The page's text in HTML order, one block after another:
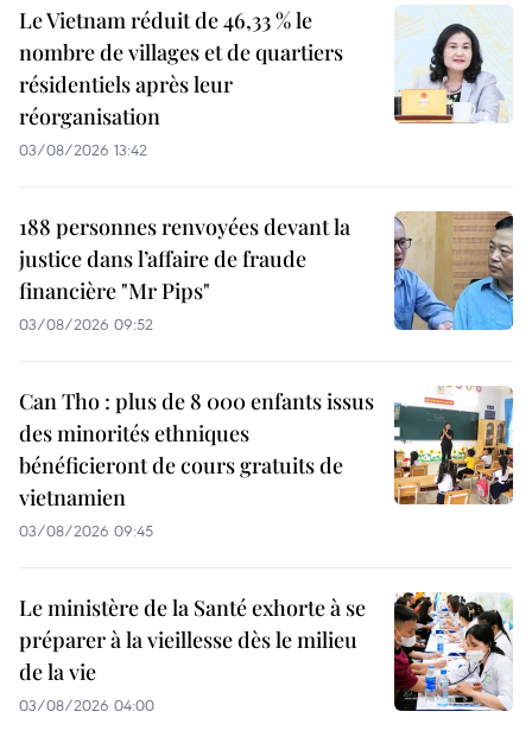
Le Vietnam réduit de 46,33 % le
nombre de villages et de quartiers
résidentiels après leur
réorganisation
03/08/2026 13:42
188 personnes renvoyées devant la
justice dans l’affaire de fraude
financière "Mr Pips"
03/08/2026 09:52
Can Tho : plus de 8 000 enfants issus
des minorités ethniques
bénéficieront de cours gratuits de
vietnamien
03/08/2026 09:45
Le ministère de la Santé exhorte à se
préparer à la vieillesse dès le milieu
de la vie
03/08/2026 04:00